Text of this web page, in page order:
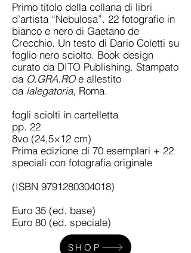
Primo titolo della collana di libri
d’artista “Nebulosa”. 22 fotografie in
bianco e nero di Gaetano de
Crecchio. Un testo di Dario Coletti su
foglio nero sciolto. Book design
curato da DITO Publishing. Stampato
da O.GRA.ROe allestito
da lalegatoria, Roma.
fogli sciolti in cartelletta
pp. 22
8vo (24,5×12 cm)
Prima edizione di 70 esemplari + 22
speciali con fotografia originale
(ISBN 9791280304018)
Euro 35 (ed. base)
Euro 80 (ed. speciale)
SHOP